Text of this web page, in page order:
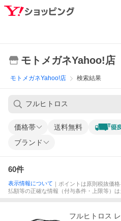
モトメガネYahoo!店
モトメガネYahoo!店 検索結果
価格帯 送料無料
ブランド
60件
表示情報について ｜ポイントは原則税抜価
払額等の正確な情報（付与条件・上限等）
フルヒトロス